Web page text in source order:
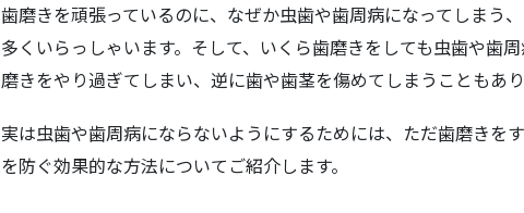
歯磨きを頑張っているのに、なぜか虫歯や歯周病になってしまう
多くいらっしゃいます。そして、いくら歯磨きをしても虫歯や歯
磨きをやり過ぎてしまい、逆に歯や歯茎を傷めてしまうこともあり
実は虫歯や歯周病にならないようにするためには、ただ歯磨きを
を防ぐ効果的な方法についてご紹介します。